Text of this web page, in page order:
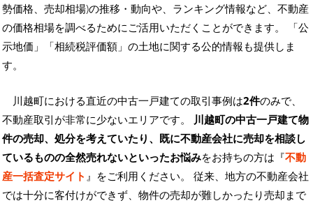
勢価格、売却相場)の推移・動向や、ランキング情報など、不動産
の価格相場を調べるためにご活用いただくことができます。
「公
示地価」「相続税評価額」の土地に関する公的情報も提供しま
す。
川越町における直近の中古一戸建ての取引事例は2件のみで、
不動産取引が非常に少ないエリアです。 川越町の中古一戸建て物
件の売却、処分を考えていたり、既に不動産会社に売却を相談し
ているものの全然売れないといったお悩みをお持ちの方は『不動
産一括査定サイト 』をご利用ください。 従来、地方の不動産会社
では十分に客付けができず、物件の売却が難しかったり売却まで